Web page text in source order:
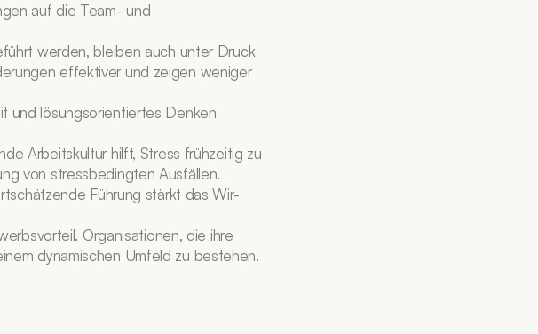
auf die Team- und
werden, bleiben auch unter Druck
effektiver und zeigen weniger
und lösungsorientiertes Denken
Arbeitskultur hilft, Stress frühzeitig zu
von stressbedingten Ausfällen.
Führung stärkt das Wir-
Organisationen, die ihre
dynamischen Umfeld zu bestehen.